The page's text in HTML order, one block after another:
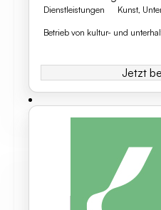
Dienstleistungen Kunst,
Betrieb von kultur- und
Jetzt